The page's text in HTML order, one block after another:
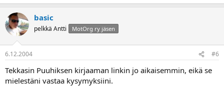
basic
pelkkä Antti MotOrg ry jäsen
6.12.2004 #6
Tekkasin Puuhiksen kirjaaman linkin jo aikaisemmin, eikä se
mielestäni vastaa kysymyksiini.